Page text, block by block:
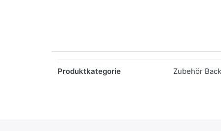
Produktkategorie Zubehör